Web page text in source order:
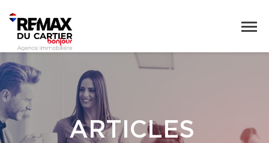
ARTICLES